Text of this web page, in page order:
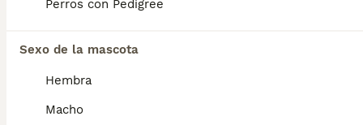
Perros con Pedigree
Sexo de la mascota
Hembra
Macho
¿Cómo es el carácter de
Pastor De Asia Central?